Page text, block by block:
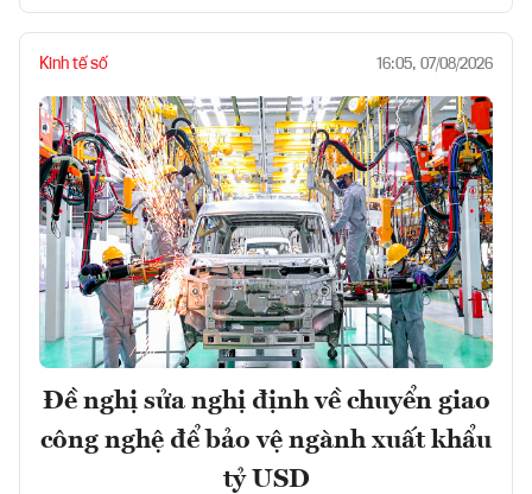
Kinh tế số 16:05, 07/08/2026
Đề nghị sửa nghị định về chuyển giao
công nghệ để bảo vệ ngành xuất khẩu
tỷ USD